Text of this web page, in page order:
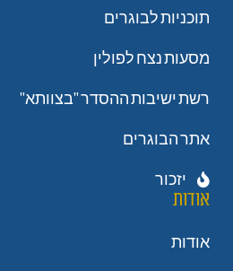
תוכניות לבוגרים
מסעות נצח לפולין
רשת ישיבות ההסדר "בצוותא"
אתר הבוגרים
יזכור
אודות
אודות